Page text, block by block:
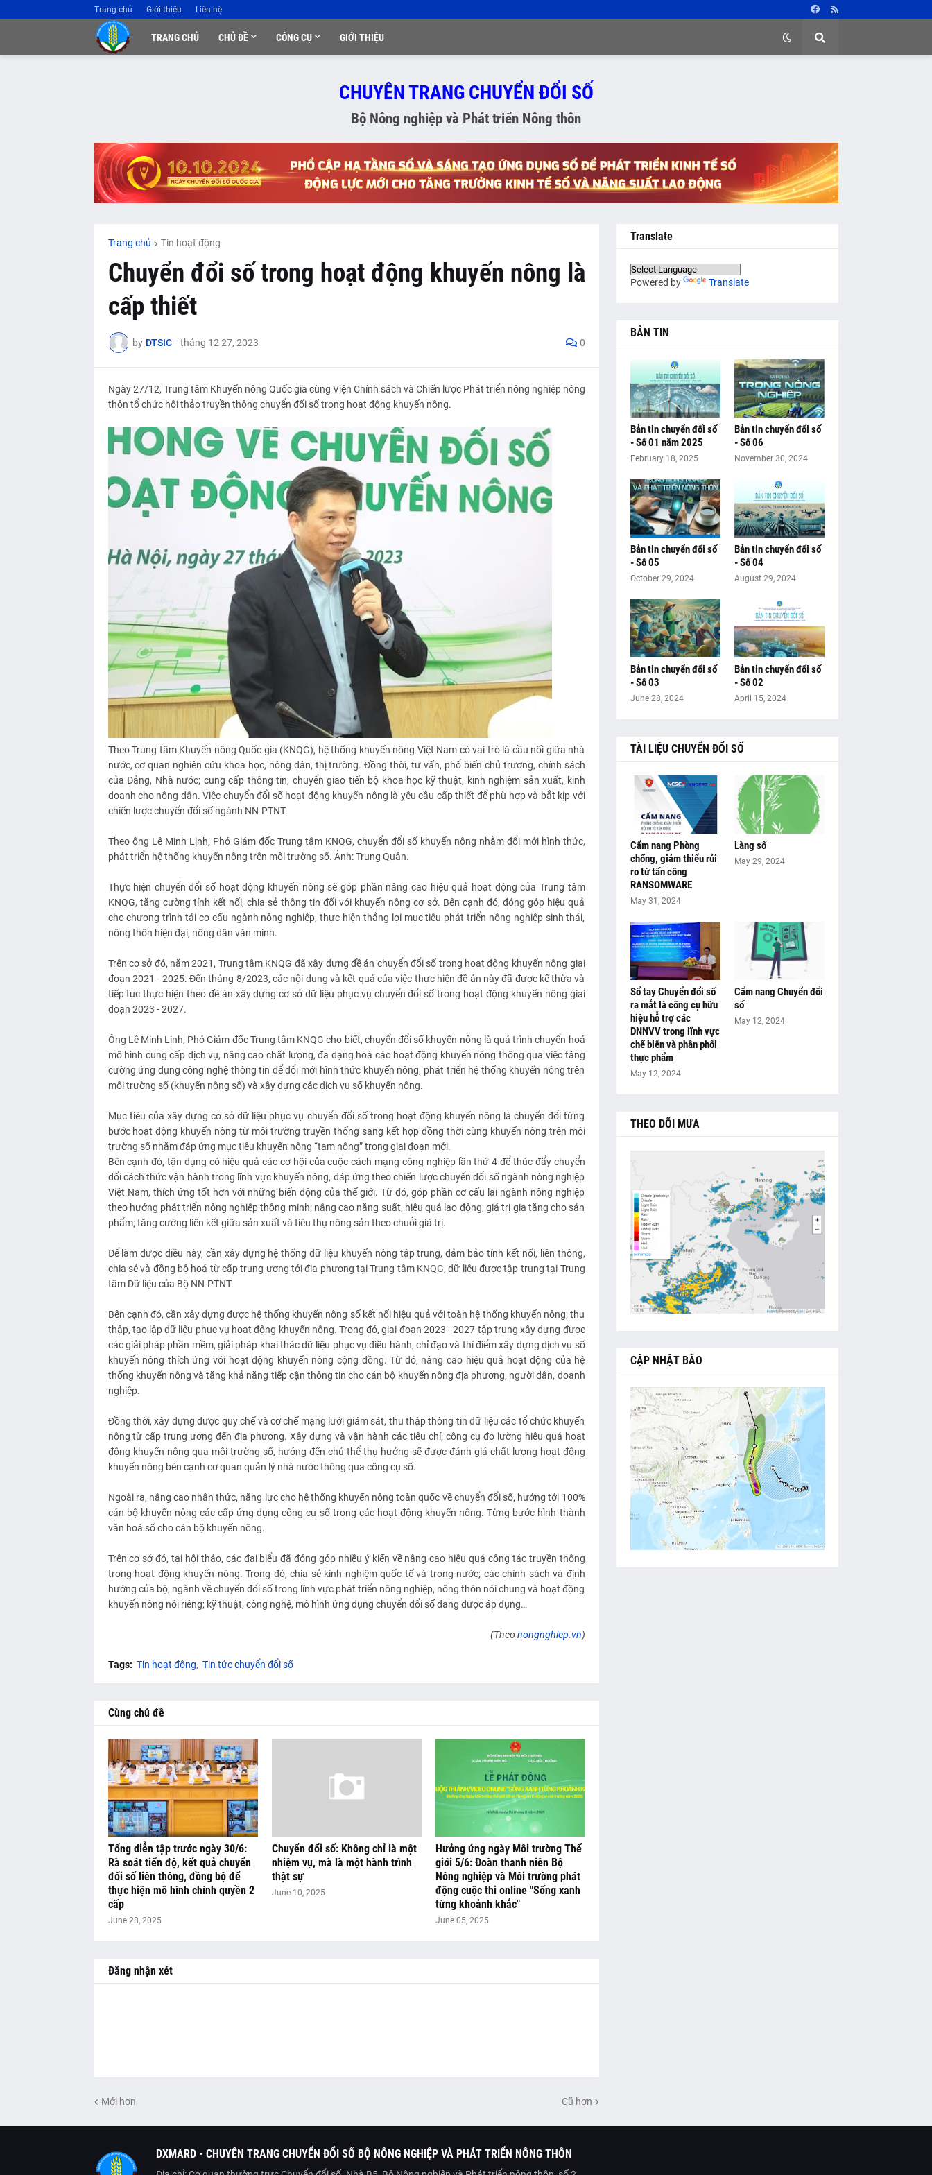
Trang chủ Giới thiệu Liên hệ
TRANG CHỦ CHỦ ĐỀ CÔNG CỤ GIỚI THIỆU
CHUYÊN TRANG CHUYỂN ĐỔI SỐ
Bộ Nông nghiệp và Phát triển Nông thôn
Trang chủ Tin hoạt động
Chuyển đổi số trong hoạt động khuyến nông là
cấp thiết
by DTSIC - tháng 12 27, 2023 0
Ngày 27/12, Trung tâm Khuyến nông Quốc gia cùng Viện Chính sách và Chiến lược Phát triển nông nghiệp nông
thôn tổ chức hội thảo truyền thông chuyển đối số trong hoạt động khuyến nông.
Theo Trung tâm Khuyến nông Quốc gia (KNQG), hệ thống khuyến nông Việt Nam có vai trò là cầu nối giữa nhà
nước, cơ quan nghiên cứu khoa học, nông dân, thị trường. Đồng thời, tư vấn, phổ biến chủ trương, chính sách
của Đảng, Nhà nước; cung cấp thông tin, chuyển giao tiến bộ khoa học kỹ thuật, kinh nghiệm sản xuất, kinh
doanh cho nông dân. Việc chuyển đổi số hoạt động khuyến nông là yêu cầu cấp thiết để phù hợp và bắt kịp với
chiến lược chuyển đổi số ngành NN-PTNT.
Theo ông Lê Minh Lịnh, Phó Giám đốc Trung tâm KNQG, chuyển đổi số khuyến nông nhằm đổi mới hình thức,
phát triển hệ thống khuyến nông trên môi trường số. Ảnh: Trung Quân.
Thực hiện chuyển đổi số hoạt động khuyến nông sẽ góp phần nâng cao hiệu quả hoạt động của Trung tâm
KNQG, tăng cường tính kết nối, chia sẻ thông tin đối với khuyến nông cơ sở. Bên cạnh đó, đóng góp hiệu quả
cho chương trình tái cơ cấu ngành nông nghiệp, thực hiện thắng lợi mục tiêu phát triển nông nghiệp sinh thái,
nông thôn hiện đại, nông dân văn minh.
Trên cơ sở đó, năm 2021, Trung tâm KNQG đã xây dựng đề án chuyển đổi số trong hoạt động khuyến nông giai
đoạn 2021 - 2025. Đến tháng 8/2023, các nội dung và kết quả của việc thực hiện đề án này đã được kế thừa và
tiếp tục thực hiện theo đề án xây dựng cơ sở dữ liệu phục vụ chuyển đổi số trong hoạt động khuyến nông giai
đoạn 2023 - 2027.
Ông Lê Minh Lịnh, Phó Giám đốc Trung tâm KNQG cho biết, chuyển đổi số khuyến nông là quá trình chuyển hoá
mô hình cung cấp dịch vụ, nâng cao chất lượng, đa dạng hoá các hoạt động khuyến nông thông qua việc tăng
cường ứng dụng công nghệ thông tin để đổi mới hình thức khuyến nông, phát triển hệ thống khuyến nông trên
môi trường số (khuyến nông số) và xây dựng các dịch vụ số khuyến nông.
Mục tiêu của xây dựng cơ sở dữ liệu phục vụ chuyển đổi số trong hoạt động khuyến nông là chuyển đổi từng
bước hoạt động khuyến nông từ môi trường truyền thống sang kết hợp đồng thời cùng khuyến nông trên môi
trường số nhằm đáp ứng mục tiêu khuyến nông “tam nông” trong giai đoạn mới.
Bên cạnh đó, tận dụng có hiệu quả các cơ hội của cuộc cách mạng công nghiệp lần thứ 4 để thúc đẩy chuyển
đổi cách thức vận hành trong lĩnh vực khuyến nông, đáp ứng theo chiến lược chuyển đổi số ngành nông nghiệp
Việt Nam, thích ứng tốt hơn với những biến động của thế giới. Từ đó, góp phần cơ cấu lại ngành nông nghiệp
theo hướng phát triển nông nghiệp thông minh; nâng cao năng suất, hiệu quả lao động, giá trị gia tăng cho sản
phẩm; tăng cường liên kết giữa sản xuất và tiêu thụ nông sản theo chuỗi giá trị.
Để làm được điều này, cần xây dựng hệ thống dữ liệu khuyến nông tập trung, đảm bảo tính kết nối, liên thông,
chia sẻ và đồng bộ hoá từ cấp trung ương tới địa phương tại Trung tâm KNQG, dữ liệu được tập trung tại Trung
tâm Dữ liệu của Bộ NN-PTNT.
Bên cạnh đó, cần xây dựng được hệ thống khuyến nông số kết nối hiệu quả với toàn hệ thống khuyến nông; thu
thập, tạo lập dữ liệu phục vụ hoạt động khuyến nông. Trong đó, giai đoạn 2023 - 2027 tập trung xây dựng được
các giải pháp phần mềm, giải pháp khai thác dữ liệu phục vụ điều hành, chỉ đạo và thí điểm xây dựng dịch vụ số
khuyến nông thích ứng với hoạt động khuyến nông cộng đồng. Từ đó, nâng cao hiệu quả hoạt động của hệ
thống khuyến nông và tăng khả năng tiếp cận thông tin cho cán bộ khuyến nông địa phương, người dân, doanh
nghiệp.
Đồng thời, xây dựng được quy chế và cơ chế mạng lưới giám sát, thu thập thông tin dữ liệu các tổ chức khuyến
nông từ cấp trung ương đến địa phương. Xây dựng và vận hành các tiêu chí, công cụ đo lường hiệu quả hoạt
động khuyến nông qua môi trường số, hướng đến chủ thể thụ hưởng sẽ được đánh giá chất lượng hoạt động
khuyến nông bên cạnh cơ quan quản lý nhà nước thông qua công cụ số.
Ngoài ra, nâng cao nhận thức, năng lực cho hệ thống khuyến nông toàn quốc về chuyển đổi số, hướng tới 100%
cán bộ khuyến nông các cấp ứng dụng công cụ số trong các hoạt động khuyến nông. Từng bước hình thành
văn hoá số cho cán bộ khuyến nông.
Trên cơ sở đó, tại hội thảo, các đại biểu đã đóng góp nhiều ý kiến về nâng cao hiệu quả công tác truyền thông
trong hoạt động khuyến nông. Trong đó, chia sẻ kinh nghiệm quốc tế và trong nước; các chính sách và định
hướng của bộ, ngành về chuyển đổi số trong lĩnh vực phát triển nông nghiệp, nông thôn nói chung và hoạt động
khuyến nông nói riêng; kỹ thuật, công nghệ, mô hình ứng dụng chuyển đổi số đang được áp dụng…
(Theo nongnghiep.vn)
Tags: Tin hoạt động Tin tức chuyển đổi số
Cùng chủ đề
Tổng diễn tập trước ngày 30/6:
Rà soát tiến độ, kết quả chuyển
đổi số liên thông, đồng bộ để
thực hiện mô hình chính quyền 2
cấp
June 28, 2025
Chuyển đổi số: Không chỉ là một
nhiệm vụ, mà là một hành trình
thật sự
June 10, 2025
Hưởng ứng ngày Môi trường Thế
giới 5/6: Đoàn thanh niên Bộ
Nông nghiệp và Môi trường phát
động cuộc thi online "Sống xanh
từng khoảnh khắc"
June 05, 2025
Đăng nhận xét
Mới hơn Cũ hơn
Translate
Powered by Translate
BẢN TIN
Bản tin chuyển đối số
- Số 01 năm 2025
February 18, 2025
Bản tin chuyển đổi số
- Số 06
November 30, 2024
Bản tin chuyển đổi số
- Số 05
October 29, 2024
Bản tin chuyển đổi số
- Số 04
August 29, 2024
Bản tin chuyển đổi số
- Số 03
June 28, 2024
Bản tin chuyển đổi số
- Số 02
April 15, 2024
TÀI LIỆU CHUYỂN ĐỔI SỐ
Cẩm nang Phòng
chống, giảm thiểu rủi
ro từ tấn công
RANSOMWARE
May 31, 2024
Làng số
May 29, 2024
Sổ tay Chuyển đổi số
ra mắt là công cụ hữu
hiệu hỗ trợ các
DNNVV trong lĩnh vực
chế biến và phân phối
thực phẩm
May 12, 2024
Cẩm nang Chuyển đổi
số
May 12, 2024
THEO DÕI MƯA
CẬP NHẬT BÃO
DXMARD - CHUYÊN TRANG CHUYỂN ĐỔI SỐ BỘ NÔNG NGHIỆP VÀ PHÁT TRIỂN NÔNG THÔN